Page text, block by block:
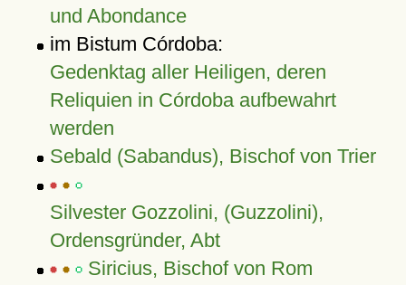
und Abondance
im Bistum Córdoba:
Gedenktag aller Heiligen, deren
Reliquien in Córdoba aufbewahrt
werden
Sebald (Sabandus), Bischof von Trier
Silvester Gozzolini, (Guzzolini),
Ordensgründer, Abt
Siricius, Bischof von Rom